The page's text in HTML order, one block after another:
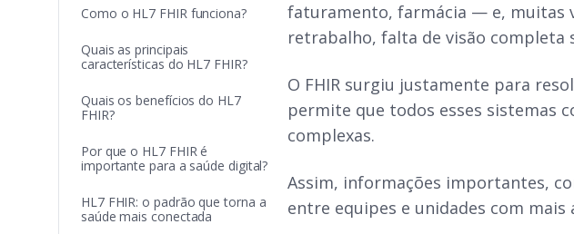
Como o HL7 FHIR funciona?
Quais as principais
características do HL7 FHIR?
Quais os benefícios do HL7
FHIR?
Por que o HL7 FHIR é
importante para a saúde digital?
HL7 FHIR: o padrão que torna a
saúde mais conectada
faturamento, farmácia — e, muitas
retrabalho, falta de visão completa
O FHIR surgiu justamente para
permite que todos esses sistemas
complexas.
Assim, informações importantes,
entre equipes e unidades com mais